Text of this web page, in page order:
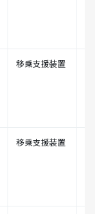
移乗支援装置
移乗支援装置